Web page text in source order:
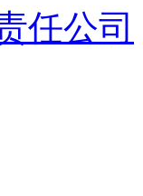
任公司